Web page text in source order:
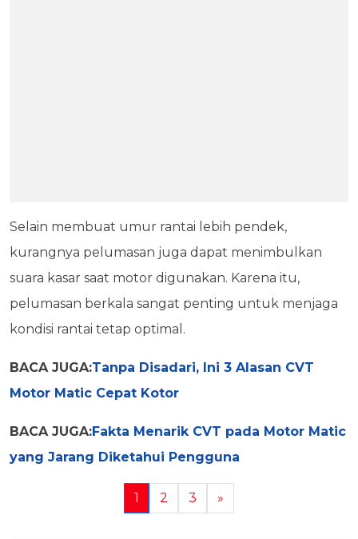
Selain membuat umur rantai lebih pendek,
kurangnya pelumasan juga dapat menimbulkan
suara kasar saat motor digunakan. Karena itu,
pelumasan berkala sangat penting untuk menjaga
kondisi rantai tetap optimal.
BACA JUGA:Tanpa Disadari, Ini 3 Alasan CVT
Motor Matic Cepat Kotor
BACA JUGA:Fakta Menarik CVT pada Motor Matic
yang Jarang Diketahui Pengguna
1 2 3 »